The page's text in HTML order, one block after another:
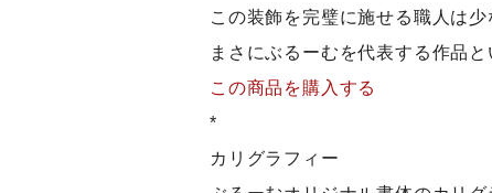
この装飾を完璧に施せる職人は少
まさにぶるーむを代表する作品と
この商品を購入する
*
カリグラフィー